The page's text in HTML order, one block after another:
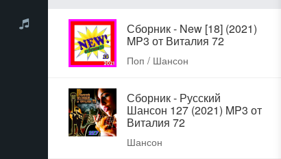
Сборник - New [18] (2021)
MP3 от Виталия 72
Поп / Шансон
Сборник - Русский
Шансон 127 (2021) MP3 от
Виталия 72
Шансон